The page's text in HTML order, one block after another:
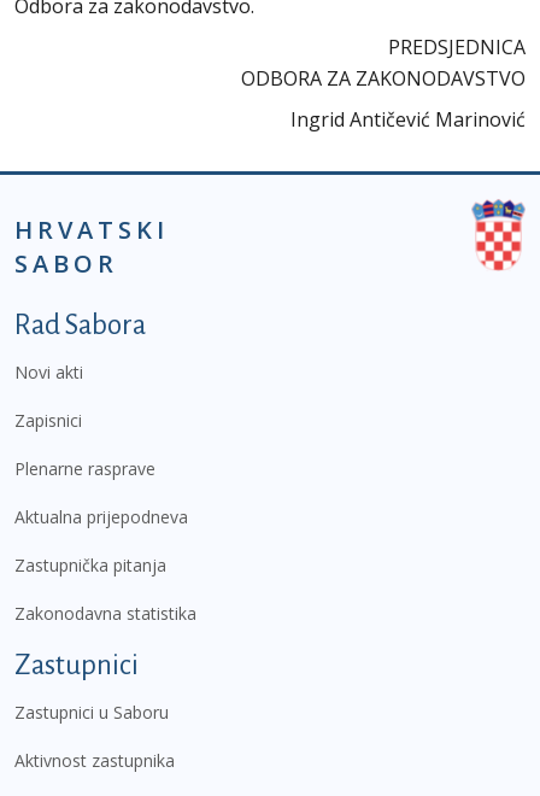
Odbora za zakonodavstvo.
PREDSJEDNICA
ODBORA ZA ZAKONODAVSTVO
Ingrid Antičević Marinović
HRVATSKI
SABOR
Podnožje prvi izbornik
Rad Sabora
Novi akti
Zapisnici
Plenarne rasprave
Aktualna prijepodneva
Zastupnička pitanja
Zakonodavna statistika
Zastupnici
Zastupnici u Saboru
Aktivnost zastupnika